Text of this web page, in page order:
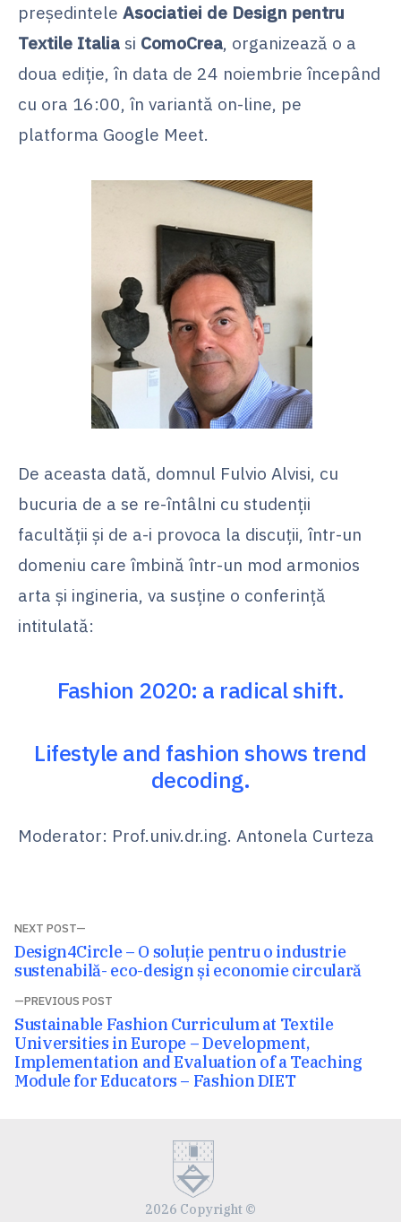
președintele Asociatiei de Design pentru
Textile Italia si ComoCrea, organizează o a
doua ediție, în data de 24 noiembrie începând
cu ora 16:00, în variantă on-line, pe
platforma Google Meet.
De aceasta dată, domnul Fulvio Alvisi, cu
bucuria de a se re-întâlni cu studenții
facultății și de a-i provoca la discuții, într-un
domeniu care îmbină într-un mod armonios
arta și ingineria, va susține o conferință
intitulată:
Fashion 2020: a radical shift.
Lifestyle and fashion shows trend
decoding.
Moderator: Prof.univ.dr.ing. Antonela Curteza
Navigare
în
articole
PREVIOUS POST
Previous
post:
Sustainable Fashion Curriculum at Textile
Universities in Europe – Development,
Implementation and Evaluation of a Teaching
Module for Educators – Fashion DIET
NEXT POST
Next
post:
Design4Circle – O soluție pentru o industrie
sustenabilă- eco-design și economie circulară
2026 Copyright ©